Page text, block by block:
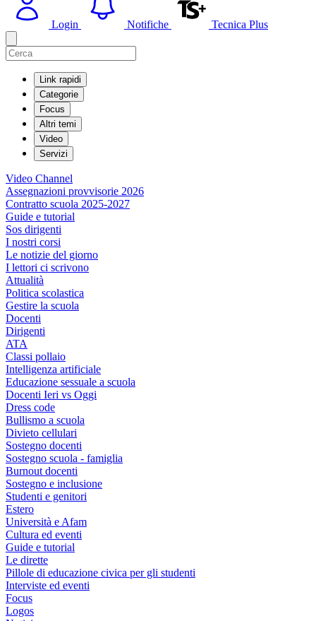
Login Notifiche Tecnica Plus
Link rapidi
Categorie
Focus
Altri temi
Video
Servizi
Video Channel
Assegnazioni provvisorie 2026
Contratto scuola 2025-2027
Guide e tutorial
Sos dirigenti
I nostri corsi
Le notizie del giorno
I lettori ci scrivono
Attualità
Politica scolastica
Gestire la scuola
Docenti
Dirigenti
ATA
Classi pollaio
Intelligenza artificiale
Educazione sessuale a scuola
Docenti Ieri vs Oggi
Dress code
Bullismo a scuola
Divieto cellulari
Sostegno docenti
Sostegno scuola - famiglia
Burnout docenti
Sostegno e inclusione
Studenti e genitori
Estero
Università e Afam
Cultura ed eventi
Guide e tutorial
Le dirette
Pillole di educazione civica per gli studenti
Interviste ed eventi
Focus
Logos